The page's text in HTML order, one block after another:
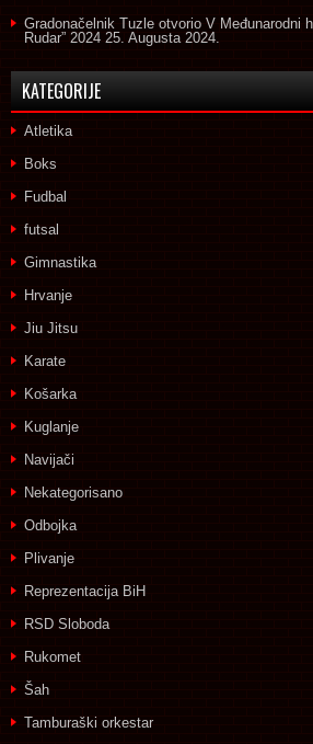
Gradonačelnik Tuzle otvorio V Međunarodni
Rudar” 2024 25. Augusta 2024.
KATEGORIJE
Atletika
Boks
Fudbal
futsal
Gimnastika
Hrvanje
Jiu Jitsu
Karate
Košarka
Kuglanje
Navijači
Nekategorisano
Odbojka
Plivanje
Reprezentacija BiH
RSD Sloboda
Rukomet
Šah
Tamburaški orkestar